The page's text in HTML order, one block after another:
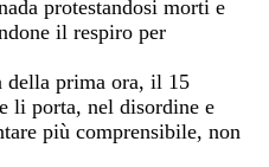
protestandosi morti e
il respiro per
della prima ora, il 15
li porta, nel disordine e
più comprensibile, non